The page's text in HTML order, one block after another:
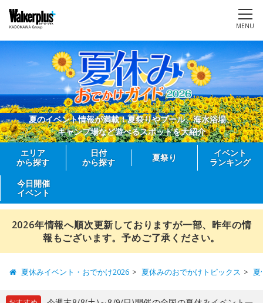
MENU
夏のイベント情報が満載！夏祭りやプール、海水浴場、
キャンプ場など遊べるスポットを大紹介
エリア
から探す
日付
から探す
夏祭り
イベント
ランキング
今日開催
イベント
2026年情報へ順次更新しておりますが一部、昨年の情
報もございます。予めご了承ください。
夏休みイベント・おでかけ2026 夏休みのおでかけトピックス 夏